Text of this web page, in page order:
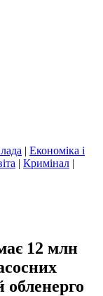
| Економіка і
| Кримінал |
12 млн
обленерго